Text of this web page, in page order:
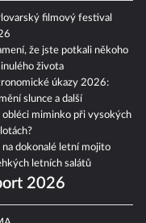
filmový festival
že jste potkali někoho
života
úkazy 2026:
slunce a další
obléci miminko při vysokých
na dokonalé letní mojito
letních salátů
2026